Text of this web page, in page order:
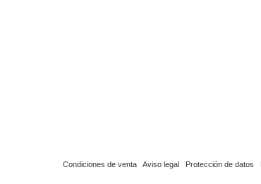
Condiciones de venta Aviso legal Protección de datos